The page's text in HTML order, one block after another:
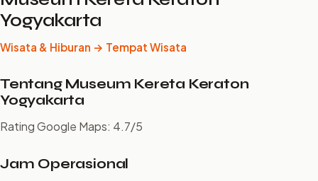
Yogyakarta
Wisata & Hiburan → Tempat Wisata
Tentang Museum Kereta Keraton
Yogyakarta
Rating Google Maps: 4.7/5
Jam Operasional